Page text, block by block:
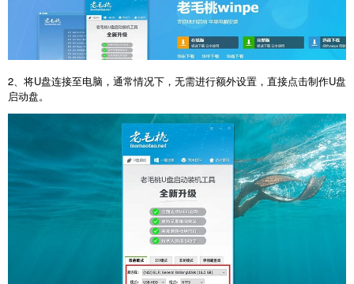
2、将U盘连接至电脑，通常情况下，无需进行额外设置，直接点击制作U盘
启动盘。